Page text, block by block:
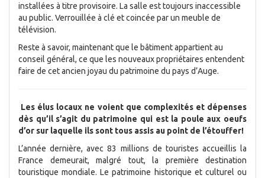
installées à titre provisoire. La salle est toujours inaccessible
au public. Verrouillée à clé et coincée par un meuble de
télévision.
Reste à savoir, maintenant que le bâtiment appartient au
conseil général, ce que les nouveaux propriétaires entendent
faire de cet ancien joyau du patrimoine du pays d’Auge.
Les élus locaux ne voient que complexités et dépenses
dès qu’il s’agit du patrimoine qui est la poule aux oeufs
d’or sur laquelle ils sont tous assis au point de l’étouffer!
L’année dernière, avec 83 millions de touristes accueillis la
France demeurait, malgré tout, la première destination
touristique mondiale. Le patrimoine historique et culturel ou